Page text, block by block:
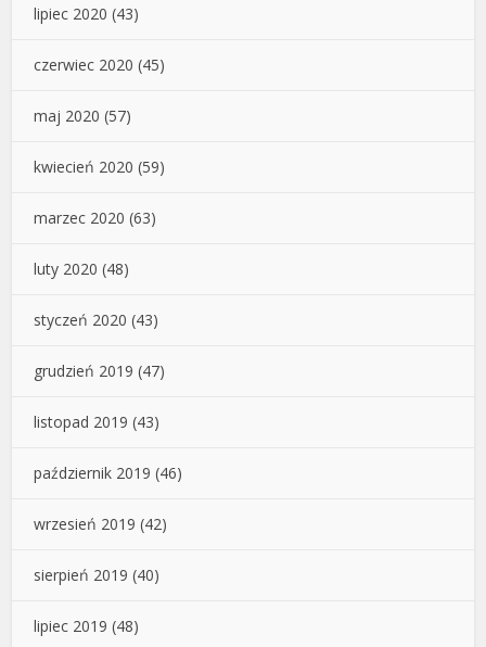
lipiec 2020 (43)
czerwiec 2020 (45)
maj 2020 (57)
kwiecień 2020 (59)
marzec 2020 (63)
luty 2020 (48)
styczeń 2020 (43)
grudzień 2019 (47)
listopad 2019 (43)
październik 2019 (46)
wrzesień 2019 (42)
sierpień 2019 (40)
lipiec 2019 (48)